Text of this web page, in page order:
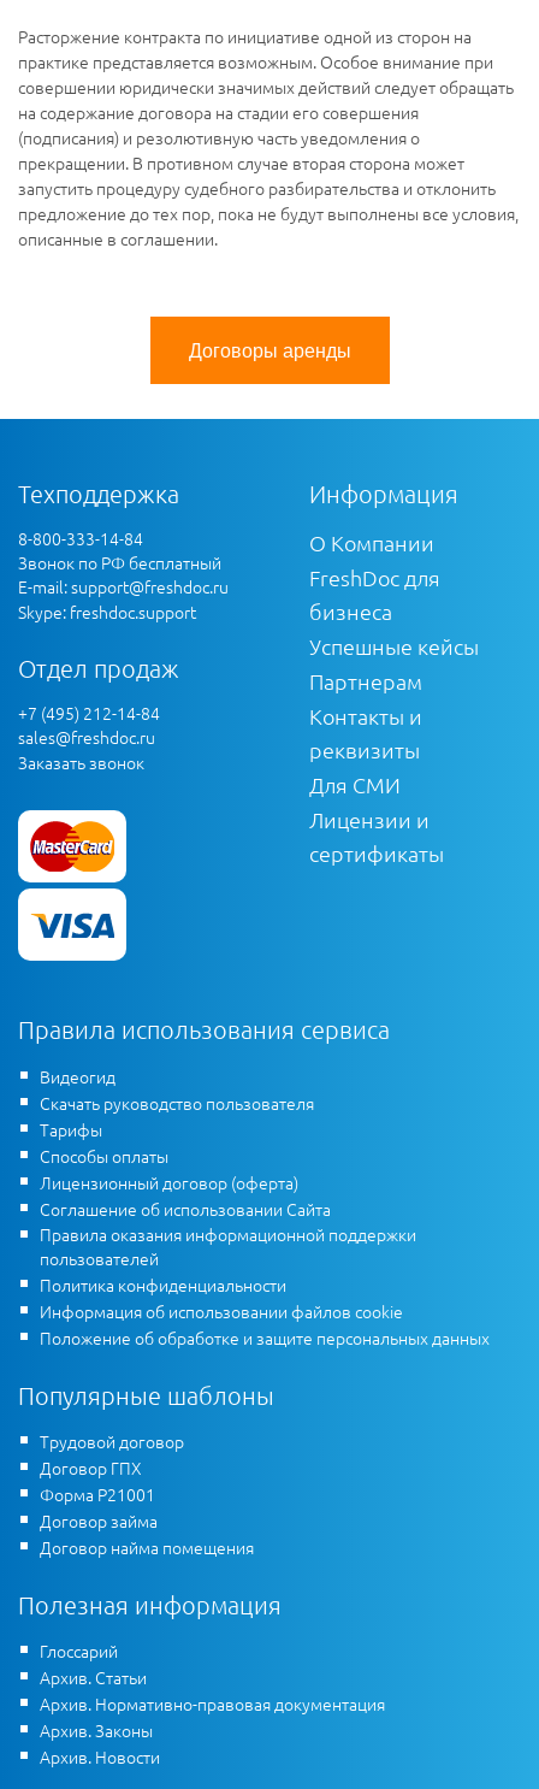
Расторжение контракта по инициативе одной из сторон на
практике представляется возможным. Особое внимание при
совершении юридически значимых действий следует обращать
на содержание договора на стадии его совершения
(подписания) и резолютивную часть уведомления о
прекращении. В противном случае вторая сторона может
запустить процедуру судебного разбирательства и отклонить
предложение до тех пор, пока не будут выполнены все условия,
описанные в соглашении.
Договоры аренды
Техподдержка
8-800-333-14-84
Звонок по РФ бесплатный
E-mail:support@freshdoc.ru
Skype: freshdoc.support
Отдел продаж
+7 (495) 212-14-84
sales@freshdoc.ru
Заказать звонок
Информация
О Компании
FreshDoc для
бизнеса
Успешные кейсы
Партнерам
Контакты и
реквизиты
Для СМИ
Лицензии и
сертификаты
Правила использования сервиса
Видеогид
Скачать руководство пользователя
Тарифы
Способы оплаты
Лицензионный договор (оферта)
Соглашение об использовании Сайта
Правила оказания информационной поддержки
пользователей
Политика конфиденциальности
Информация об использовании файлов cookie
Положение об обработке и защите персональных данных
Популярные шаблоны
Трудовой договор
Договор ГПХ
Форма Р21001
Договор займа
Договор найма помещения
Полезная информация
Глоссарий
Архив. Статьи
Архив. Нормативно-правовая документация
Архив. Законы
Архив. Новости